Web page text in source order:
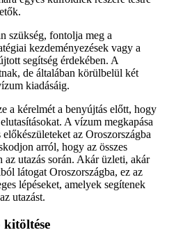
szükség, fontolja meg a
kezdeményezések vagy a
segítség érdekében. A
de általában körülbelül két
kiadásáig.
a kérelmét a benyújtás előtt, hogy
A vízum megkapása
az Oroszországba
arról, hogy az összes
utazás során. Akár üzleti, akár
látogat Oroszországba, ez az
lépéseket, amelyek segítenek
utazást.